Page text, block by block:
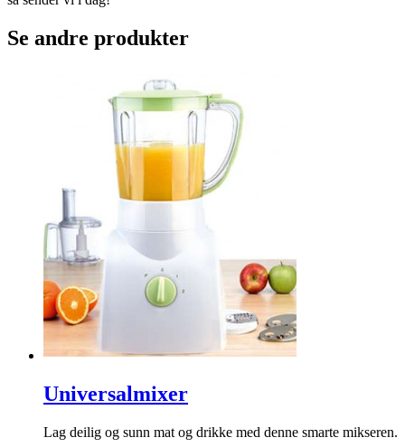
Med vinklede håndtak med antiskli- overflate unngår du slitasje og
vonde hender. Tre deler.
Betal med Vipps, kort,
Bestill før 11:00
så sender vi i dag!
Se andre produkter